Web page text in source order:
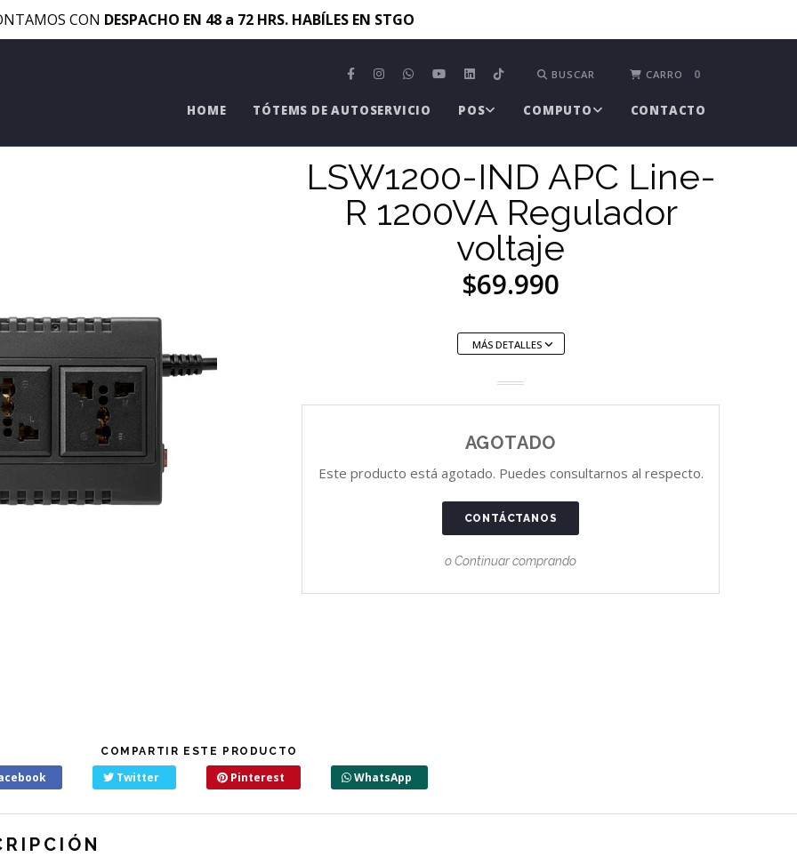
CON DESPACHO EN 48 a 72 HRS. HABÍLES EN STGO
BUSCAR CARRO 0
HOME TÓTEMS DE AUTOSERVICIO POS COMPUTO CONTACTO
LSW1200-IND APC Line-
R 1200VA Regulador
voltaje
$69.990
MÁS DETALLES
AGOTADO
Este producto está agotado. Puedes consultarnos al respecto.
CONTÁCTANOS
o Continuar comprando
COMPARTIR ESTE PRODUCTO
Twitter Pinterest WhatsApp